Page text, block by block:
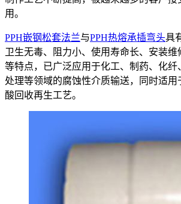
用。
PPH嵌钢松套法兰与PPH热熔承插弯头具
卫生无毒、阻力小、使用寿命长、安装
等特点，已广泛应用于化工、制药、化纤
处理等领域的腐蚀性介质输送，同时适
酸回收再生工艺。